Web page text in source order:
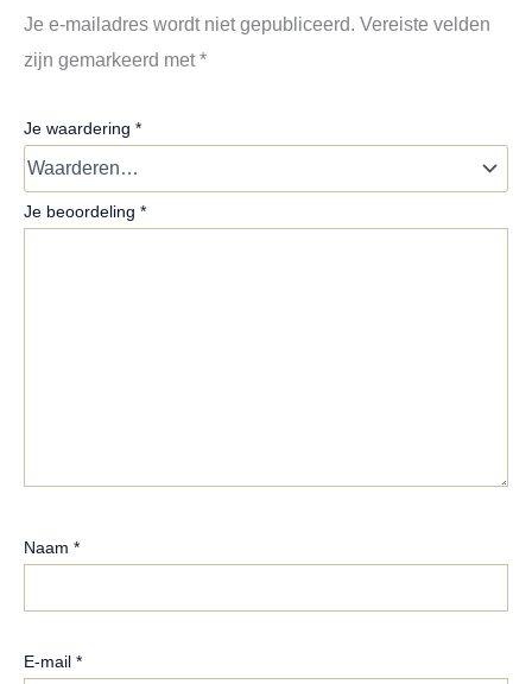
Je e-mailadres wordt niet gepubliceerd. Vereiste velden
zijn gemarkeerd met*
Je waardering *
Je beoordeling *
Naam *
E-mail *